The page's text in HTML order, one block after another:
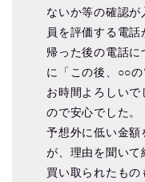
ないか等の確認が
員を評価する電話
帰った後の電話
に「この後、○○
お時間よろしいで
ので安心でした。
予想外に低い金額
が、理由を聞いて
買い取られたもの